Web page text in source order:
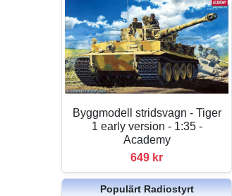
Byggmodell stridsvagn - Tiger
1 early version - 1:35 -
Academy
649 kr
Populärt Radiostyrt